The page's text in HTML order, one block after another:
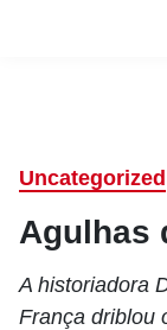
Uncategorized
Agulhas
A historiadora
França driblou